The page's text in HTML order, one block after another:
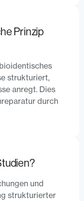
Prinzip
strukturiert,
anregt. Dies
durch
und
strukturierter